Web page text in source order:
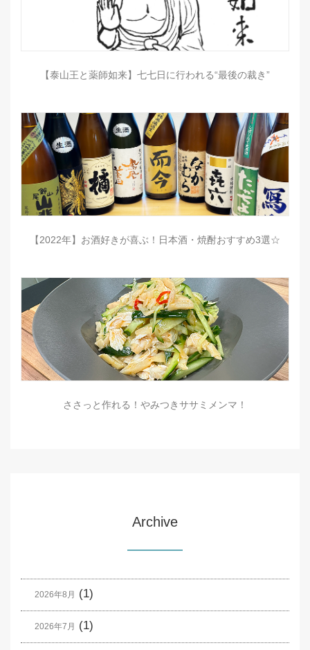
【泰山王と薬師如来】七七日に行われる“最後の裁き”
【2022年】お酒好きが喜ぶ！日本酒・焼酎おすすめ3選☆
ささっと作れる！やみつきササミメンマ！
Archive
2026年8月 (1)
2026年7月 (1)